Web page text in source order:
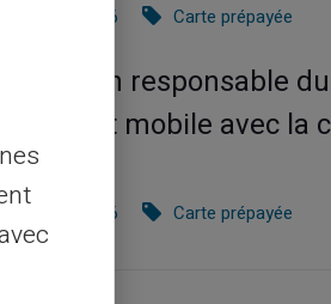
03/08/2026 Carte prépayée
Utilisation responsable du
paiement mobile avec la
27/07/2026 Carte prépayée